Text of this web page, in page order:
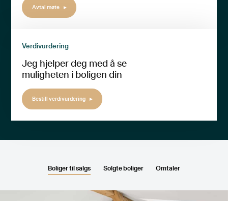
Avtal møte
Verdivurdering
Jeg hjelper deg med å se
muligheten i boligen din
Bestill verdivurdering
Boliger til salgs Solgte boliger Omtaler